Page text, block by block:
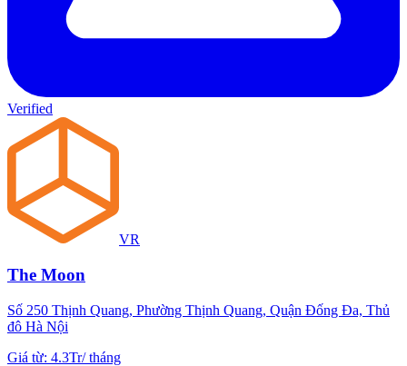
Verified
VR
The Moon
Số 250 Thịnh Quang, Phường Thịnh Quang, Quận Đống Đa, Thủ
đô Hà Nội
Giá từ: 4.3Tr/tháng